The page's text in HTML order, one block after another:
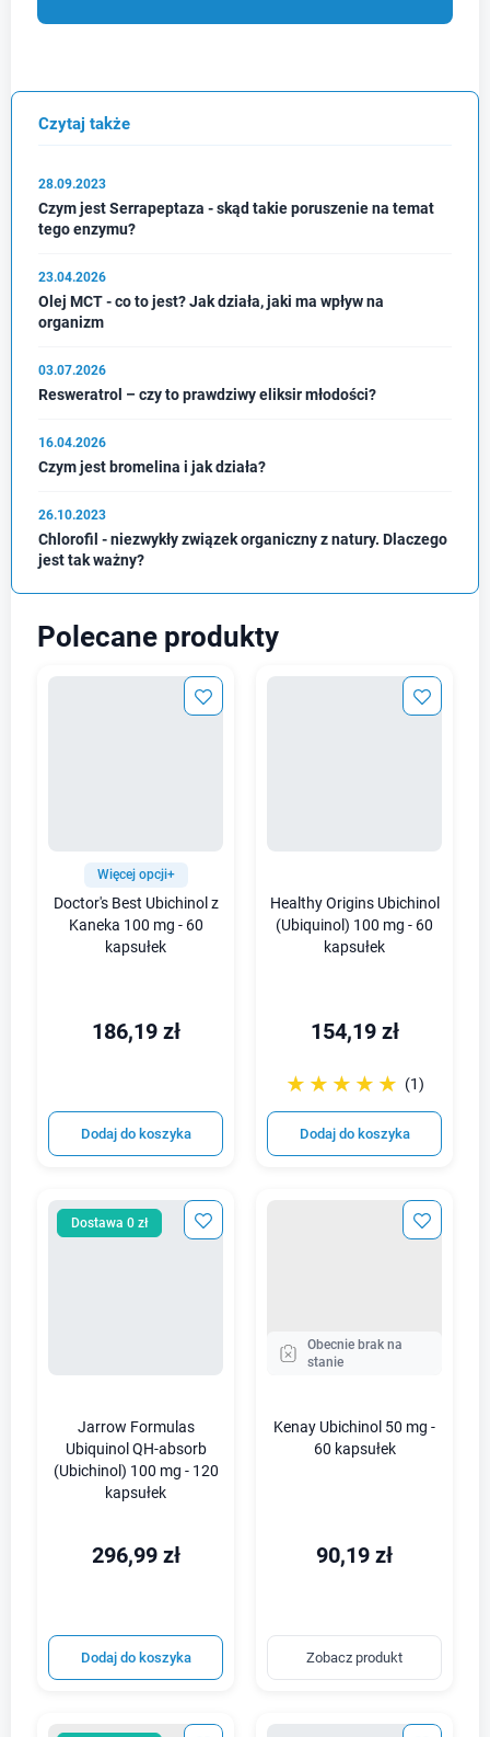
Czytaj także
28.09.2023
Czym jest Serrapeptaza - skąd takie poruszenie na temat
tego enzymu?
23.04.2026
Olej MCT - co to jest? Jak działa, jaki ma wpływ na
organizm
03.07.2026
Resweratrol – czy to prawdziwy eliksir młodości?
16.04.2026
Czym jest bromelina i jak działa?
26.10.2023
Chlorofil - niezwykły związek organiczny z natury. Dlaczego
jest tak ważny?
Polecane produkty
Więcej opcji+
Doctor's Best Ubichinol z
Kaneka 100 mg - 60
kapsułek
186,19 zł
Dodaj do koszyka
Healthy Origins Ubichinol
(Ubiquinol) 100 mg - 60
kapsułek
154,19 zł
☆☆☆☆☆
★★★★★ (1)
Dodaj do koszyka
Dostawa 0 zł
Jarrow Formulas
Ubiquinol QH-absorb
(Ubichinol) 100 mg - 120
kapsułek
296,99 zł
Dodaj do koszyka
Obecnie brak na
stanie
Kenay Ubichinol 50 mg -
60 kapsułek
90,19 zł
Zobacz produkt